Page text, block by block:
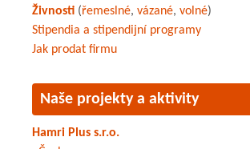
Živnosti (řemeslné, vázané, volné)
Stipendia a stipendijní programy
Jak prodat firmu
Naše projekty a aktivity
Hamri Plus s.r.o.